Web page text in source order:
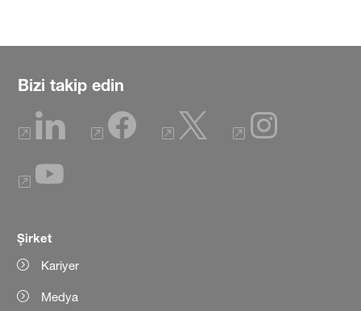
Bizi takip edin
Şirket
Kariyer
Medya